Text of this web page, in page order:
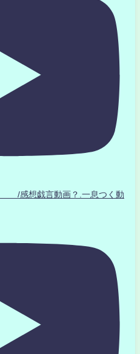
/感想戯言動画？.一息つく動